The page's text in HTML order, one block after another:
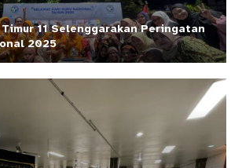
11 Selenggarakan Peringatan
2025